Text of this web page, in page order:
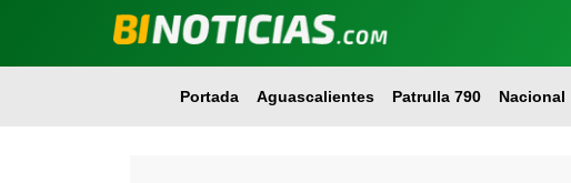
Portada Aguascalientes Patrulla 790 Nacional